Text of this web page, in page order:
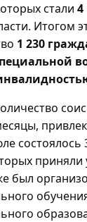
стали 4
Итогом
1 230
состоялось
приняли
был